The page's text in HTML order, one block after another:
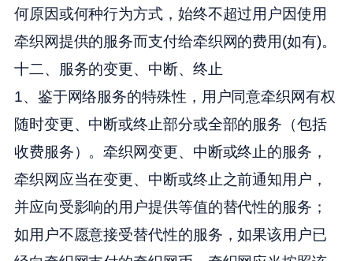
何原因或何种行为方式，始终不超过用户因使用
牵织网提供的服务而支付给牵织网的费用(如有)。
十二、服务的变更、中断、终止
1、鉴于网络服务的特殊性，用户同意牵织网有权
随时变更、中断或终止部分或全部的服务（包括
收费服务）。牵织网变更、中断或终止的服务，
牵织网应当在变更、中断或终止之前通知用户，
并应向受影响的用户提供等值的替代性的服务；
如用户不愿意接受替代性的服务，如果该用户已